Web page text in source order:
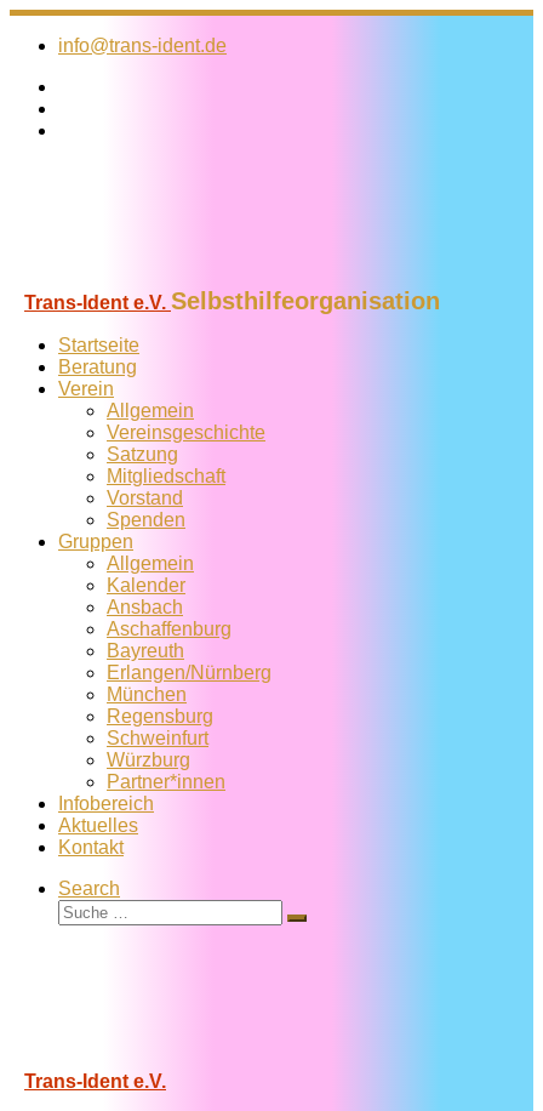
Zum
Inhalt
info@trans-ident.de
Trans-Ident e.V. Selbsthilfeorganisation
Startseite
Beratung
Verein
Allgemein
Vereins­geschichte
Satzung
Mitglied­schaft
Vorstand
Spenden
Gruppen
Allgemein
Kalender
Ansbach
Aschaffenburg
Bayreuth
Erlangen/Nürnberg
München
Regensburg
Schweinfurt
Würzburg
Partner*innen
Infobereich
Aktuelles
Kontakt
Search
Suche
Suche
Trans-Ident e.V.